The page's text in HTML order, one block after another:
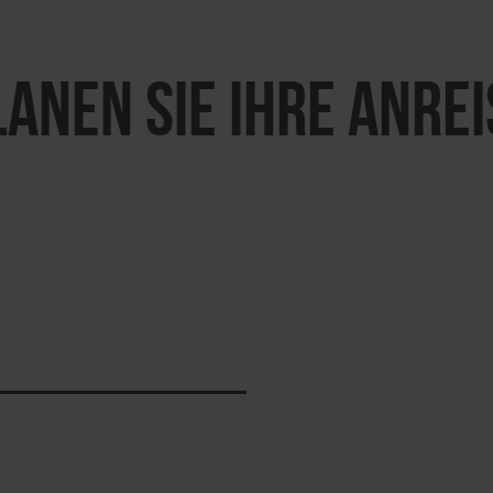
SIE IHRE